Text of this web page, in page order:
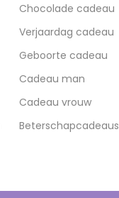
Chocolade cadeau
Verjaardag cadeau
Geboorte cadeau
Cadeau man
Cadeau vrouw
Beterschapcadeaus